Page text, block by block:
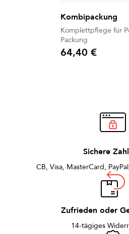
Kombipackung
Komplettpflege für
Packung
Preis
64,40 €
Sichere
CB, Visa, MasterCard,
Zufrieden oder
14-tägiges